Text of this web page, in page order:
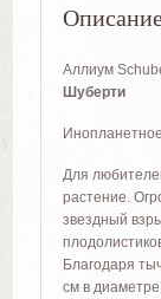
Аллиум
Шуберти
Для
растение.
звездный
Благодаря
см в